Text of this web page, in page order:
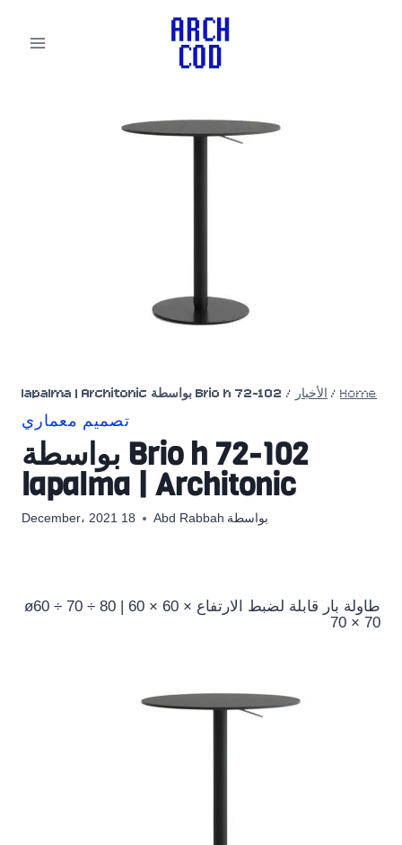
Home
/ الأخبار / Brio h 72-102 بواسطة lapalma | Architonic
تصميم معماري
Brio h 72-102 بواسطة
lapalma | Architonic
بواسطة Abd Rabbah 18 December، 2021
طاولة بار قابلة لضبط الارتفاع ø60 ÷ 70 ÷ 80 | 60 × 60 ×
70 × 70